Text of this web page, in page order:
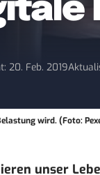
20. Feb. 2019
wird. (Foto:
unser